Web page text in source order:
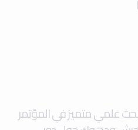
علمي متميز في المؤتمر